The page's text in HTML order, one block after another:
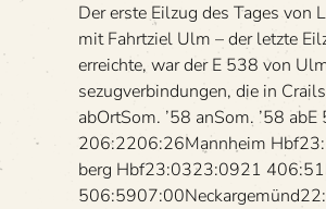
Der erste Eil­zug des Tages von
mit Fahrt­ziel Ulm – der letzte
erreichte, war der E 538 von
se­zug­ver­bin­dun­gen, die in
abOrtSom. ’58 anSom. ’58
206:2206:26Mann­heim
berg Hbf23:0323:0921